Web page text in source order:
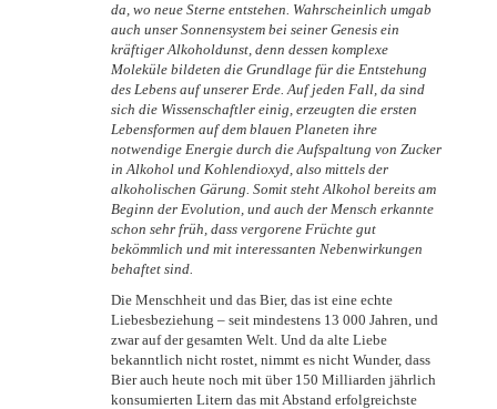
da, wo neue Sterne entstehen. Wahrscheinlich umgab
auch unser Sonnensystem bei seiner Genesis ein
kräftiger Alkoholdunst, denn dessen komplexe
Moleküle bildeten die Grundlage für die Entstehung
des Lebens auf unserer Erde. Auf jeden Fall, da sind
sich die Wissenschaftler einig, erzeugten die ersten
Lebensformen auf dem blauen Planeten ihre
notwendige Energie durch die Aufspaltung von Zucker
in Alkohol und Kohlendioxyd, also mittels der
alkoholischen Gärung. Somit steht Alkohol bereits am
Beginn der Evolution, und auch der Mensch erkannte
schon sehr früh, dass vergorene Früchte gut
bekömmlich und mit interessanten Nebenwirkungen
behaftet sind.
Die Menschheit und das Bier, das ist eine echte
Liebesbeziehung – seit mindestens 13 000 Jahren, und
zwar auf der gesamten Welt. Und da alte Liebe
bekanntlich nicht rostet, nimmt es nicht Wunder, dass
Bier auch heute noch mit über 150 Milliarden jährlich
konsumierten Litern das mit Abstand erfolgreichste